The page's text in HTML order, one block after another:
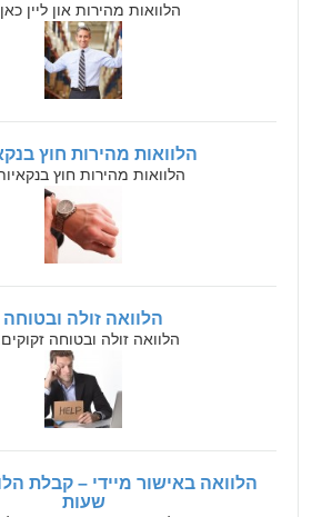
הלוואות מהירות און ליין
הלוואות מהירות חוץ
הלוואות מהירות חוץ
הלוואה זולה ובטוחה
הלוואה זולה ובטוחה
שעות